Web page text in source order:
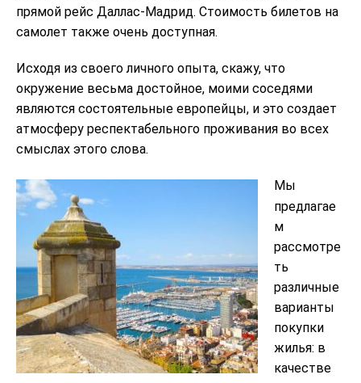
прямой рейс Даллас-Мадрид. Стоимость билетов на
самолет также очень доступная.
Исходя из своего личного опыта, скажу, что
окружение весьма достойное, моими соседями
являются состоятельные европейцы, и это создает
атмосферу респектабельного проживания во всех
смыслах этого слова.
Мы
предлагае
м
рассмотре
ть
различные
варианты
покупки
жилья: в
качестве